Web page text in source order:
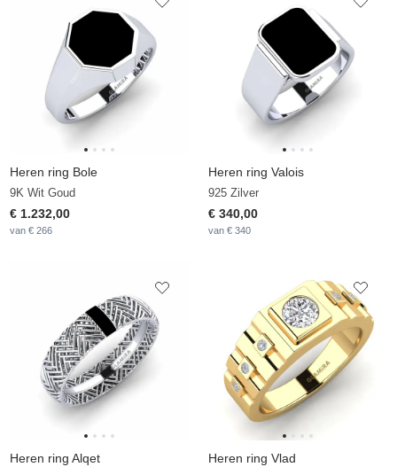
Heren ring Bole
9K Wit Goud
€ 1.232,00
van € 266
Heren ring Valois
925 Zilver
€ 340,00
van € 340
Heren ring Alqet Heren ring Vlad